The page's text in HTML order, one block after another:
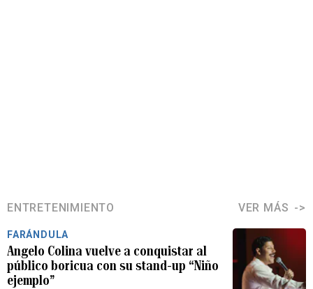
ENTRETENIMIENTO VER MÁS
FARÁNDULA
Angelo Colina vuelve a conquistar al
público boricua con su stand-up “Niño
ejemplo”